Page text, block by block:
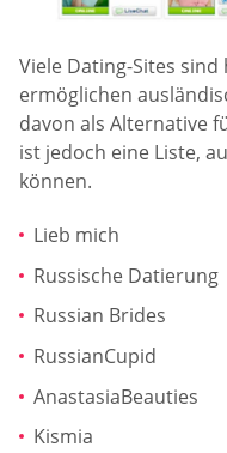
Viele Dating-Sites
ermöglichen
davon als Alternative
ist jedoch eine Liste,
können.
Lieb mich
Russische Datierung
Russian Brides
RussianCupid
AnastasiaBeauties
Kismia